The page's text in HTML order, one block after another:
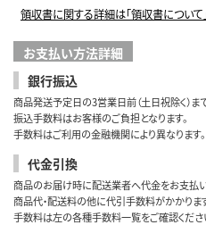
領収書に関する詳細は「領収書について
お支払い方法詳細
銀行振込
商品発送予定日の3営業日前（土日祝除く）ま
振込手数料はお客様のご負担となります。
手数料はご利用の金融機関により異なります。
代金引換
商品のお届け時に配送業者へ代金をお支払い
商品代・配送料の他に代引手数料がかかりま
手数料は左の各種手数料一覧をご確認くださ